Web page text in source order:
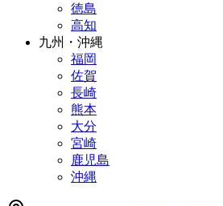
徳島
高知
九州・沖縄
福岡
佐賀
長崎
熊本
大分
宮崎
鹿児島
沖縄